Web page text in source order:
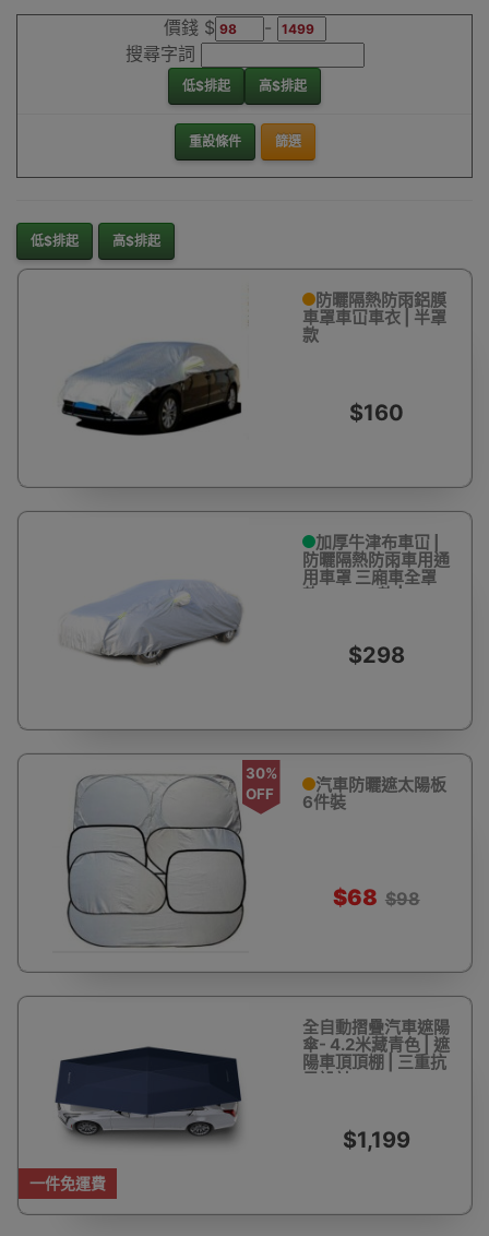
價錢 $
-
搜尋字詞
低$排起 高$排起
重設條件 篩選
低$排起 高$排起
防曬隔熱防雨鋁膜
車罩車冚車衣 | 半罩
款
$160
加厚牛津布車冚 |
防曬隔熱防雨車用通
用車罩 三廂車全罩
款 - 3XXL款 | Benz
SERIES/FORD
CROWN$298
30%
OFF
汽車防曬遮太陽板
6件裝
$68 $98
一件免運費
全自動摺疊汽車遮陽
傘- 4.2米藏青色 | 遮
陽車頂頂棚 | 三重抗
風設計
$1,199